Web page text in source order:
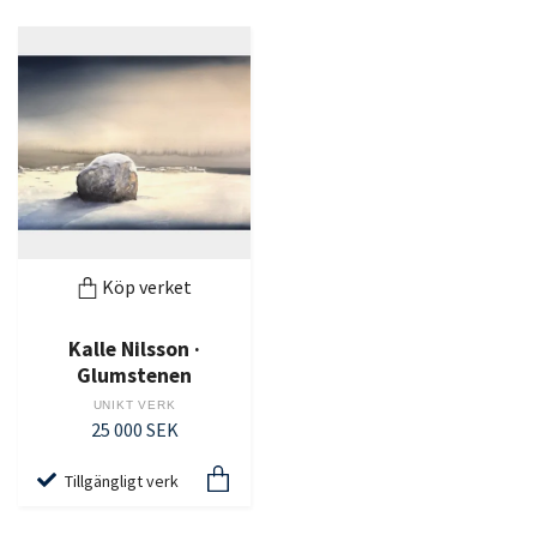
Köp verket
Kalle Nilsson ·
Glumstenen
UNIKT VERK
25 000 SEK
Tillgängligt verk